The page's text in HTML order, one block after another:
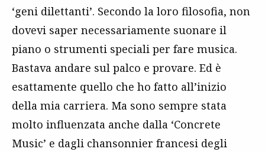
‘geni dilettanti’. Secondo la loro filosofia, non
dovevi saper necessariamente suonare il
piano o strumenti speciali per fare musica.
Bastava andare sul palco e provare. Ed è
esattamente quello che ho fatto all’inizio
della mia carriera. Ma sono sempre stata
molto influenzata anche dalla ‘Concrete
Music’ e dagli chansonnier francesi degli